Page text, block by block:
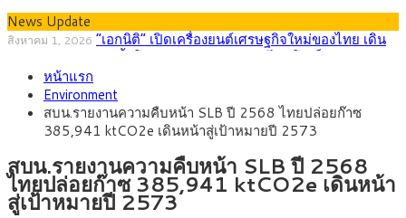
News Update
สิงหาคม 1, 2026 “เอกนิติ” เปิดเครื่องยนต์เศรษฐกิจใหม่ของไทย เดิน
ลายการ์ตูน กรมศุลกากร เตือนผู้ปกครองเฝ้าระวัง หลังยึดล็อตใหญ่
จากเยอรมนี
กรกฎาคม 27, 2026
2569) ซื้อขายในกรอบ 33.40-34.00 มองเฟดคงดอกเบี้ย
สิงหาคม 5, 2026 ครม.ไฟเขียวหลักการ ร่าง พ.ร.ฎ. เปิดทาง รฟม.เดิน
หน้ารถไฟฟ้าสงขลา โมโนเรล 12.54 กม. เชื่อมเมืองหาดใหญ่
สิงหาคม 4, 2026 สธ.ชี้ รพ.รัฐแบกรับผู้ป่วยบัตรทอง 87% แต่ได้งบราย
หัวเพียง 2,618 บาท เสนอทบทวนจัดสรรงบให้สอดคล้องภาระงาน
สิงหาคม 3, 2026 กรุงศรี คาดเงินบาทสัปดาห์นี้ซื้อขายในกรอบ
33.00-33.60 ติดตามข้อมูลจ้างงานสหรัฐฯ
หน้าแรก
Environment
สบน.รายงานความคืบหน้า SLB ปี 2568 ไทยปล่อยก๊าซ
385,941 ktCO2e เดินหน้าสู่เป้าหมายปี 2573
สบน.รายงานความคืบหน้า SLB ปี 2568
ไทยปล่อยก๊าซ 385,941 ktCO2e เดินหน้า
สู่เป้าหมายปี 2573